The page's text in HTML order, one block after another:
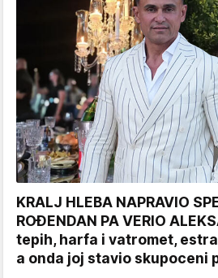
KRALJ HLEBA NAPRAVIO
ROĐENDAN PA VERIO
tepih, harfa i vatromet,
a onda joj stavio skupoceni